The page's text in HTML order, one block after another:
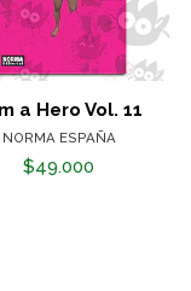
a Hero Vol. 11
NORMA ESPAÑA
$49.000